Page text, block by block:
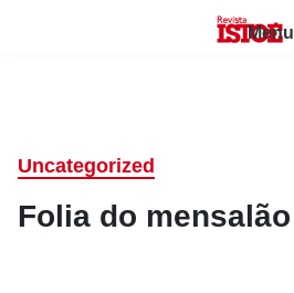
Menu
Uncategorized
Folia do mensalão